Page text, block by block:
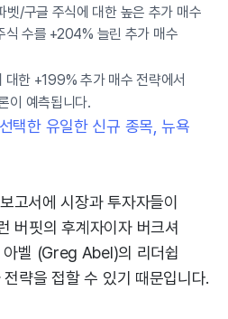
/구글 주식에 대한 높은 추가 매수
식 수를 +204% 늘린 추가 매수
대한 +199% 추가 매수 전략에서
이 예측됩니다.
택한 유일한 신규 종목, 뉴욕
고서에 시장과 투자자들이
버핏의 후계자이자 버크셔
아벨 (Greg Abel)의 리더쉽
략을 접할 수 있기 때문입니다.